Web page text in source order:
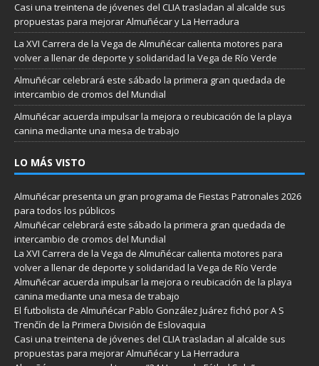
Casi una treintena de jóvenes del CLIA trasladan al alcalde sus
propuestas para mejorar Almuñécar y La Herradura
La XVI Carrera de la Vega de Almuñécar calienta motores para
volver a llenar de deporte y solidaridad la Vega de Río Verde
Almuñécar celebrará este sábado la primera gran quedada de
intercambio de cromos del Mundial
Almuñécar acuerda impulsar la mejora o reubicación de la playa
canina mediante una mesa de trabajo
LO MÁS VISTO
Almuñécar presenta un gran programa de Fiestas Patronales 2026
para todos los públicos
Almuñécar celebrará este sábado la primera gran quedada de
intercambio de cromos del Mundial
La XVI Carrera de la Vega de Almuñécar calienta motores para
volver a llenar de deporte y solidaridad la Vega de Río Verde
Almuñécar acuerda impulsar la mejora o reubicación de la playa
canina mediante una mesa de trabajo
El futbolista de Almuñécar Pablo González Juárez fichó por A S
Trenčín de la Primera División de Eslovaquia
Casi una treintena de jóvenes del CLIA trasladan al alcalde sus
propuestas para mejorar Almuñécar y La Herradura